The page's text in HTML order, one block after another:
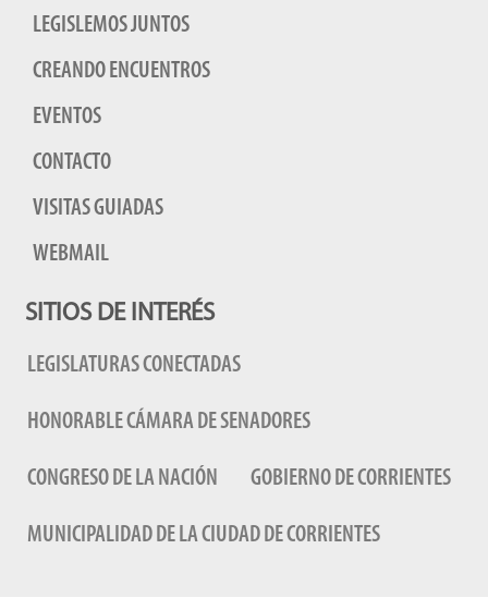
LEGISLEMOS JUNTOS
CREANDO ENCUENTROS
EVENTOS
CONTACTO
VISITAS GUIADAS
WEBMAIL
SITIOS DE INTERÉS
LEGISLATURAS CONECTADAS
HONORABLE CÁMARA DE SENADORES
CONGRESO DE LA NACIÓN GOBIERNO DE CORRIENTES
MUNICIPALIDAD DE LA CIUDAD DE CORRIENTES